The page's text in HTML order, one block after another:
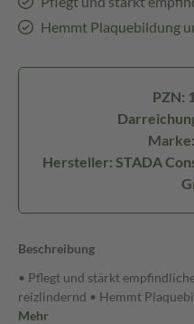
Hemmt Plaquebildung
PZN:
Hersteller: STADA
Beschreibung
• Pflegt und stärkt
reizlindernd • Hemmt
Mehr